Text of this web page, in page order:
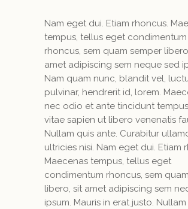
Nam eget dui. Etiam rhoncus.
tempus, tellus eget condimentum
rhoncus, sem quam semper
amet adipiscing sem neque sed
Nam quam nunc, blandit vel,
pulvinar, hendrerit id, lorem.
nec odio et ante tincidunt
vitae sapien ut libero venenatis
Nullam quis ante. Curabitur
ultricies nisi. Nam eget dui. Etiam
Maecenas tempus, tellus eget
condimentum rhoncus, sem
libero, sit amet adipiscing sem
ipsum. Mauris in erat justo.